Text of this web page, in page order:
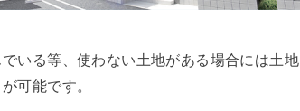
いる等、使わない土地がある場合には土地
可能です。